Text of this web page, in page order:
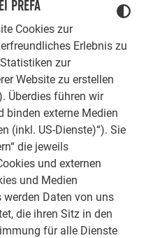
PREFA
Cookies zur
Erlebnis zu
zur
Website zu erstellen
Überdies führen wir
binden externe Medien
(inkl. US-Dienste)“). Sie
die jeweils
und externen
und Medien
werden Daten von uns
die ihren Sitz in den
für alle Dienste
STUCCO GLATT